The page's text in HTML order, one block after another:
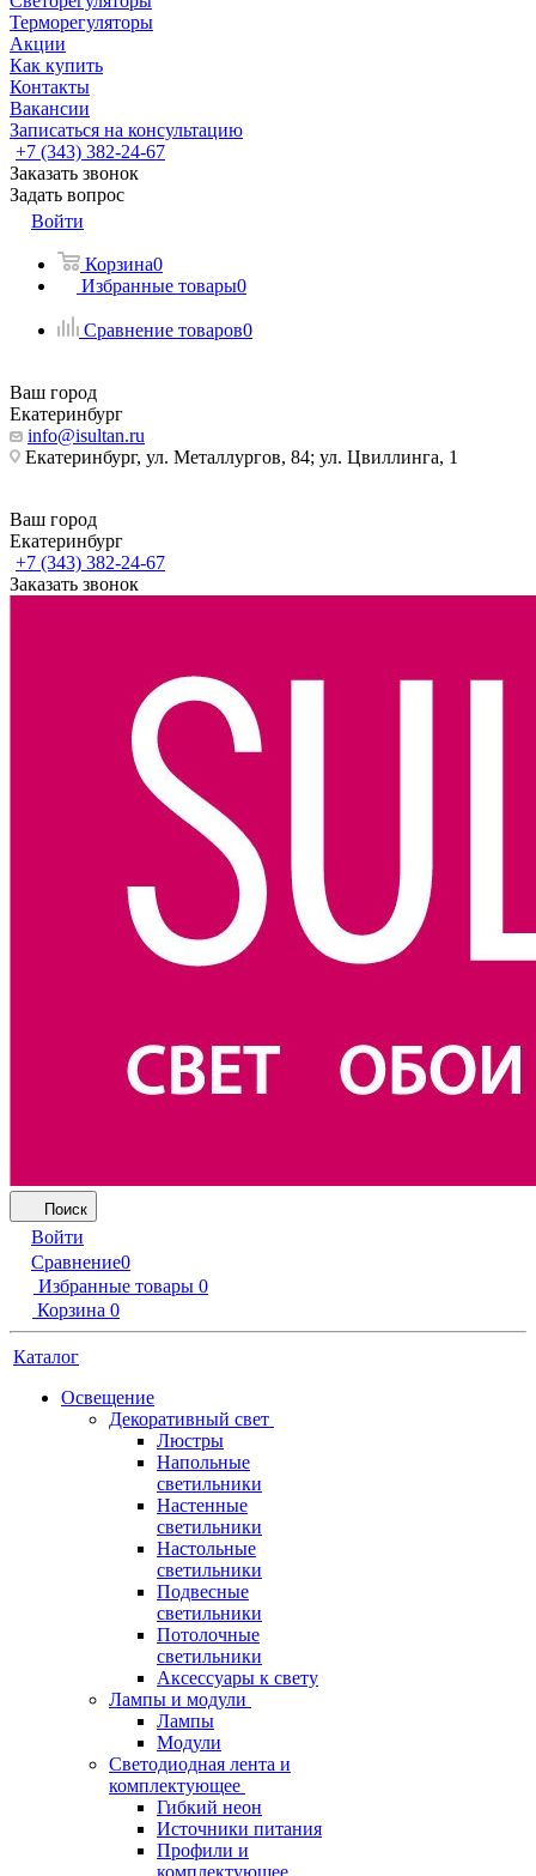
Терморегуляторы
Акции
Как купить
Контакты
Вакансии
Записаться на консультацию
+7 (343) 382-24-67
Заказать звонок
Задать вопрос
Войти
Корзина0
Избранные товары0
Сравнение товаров0
Ваш город
Екатеринбург
info@isultan.ru
Екатеринбург, ул. Металлургов, 84; ул. Цвиллинга, 1
Ваш город
Екатеринбург
+7 (343) 382-24-67
Заказать звонок
Поиск
Войти
Сравнение0
Избранные товары 0
Корзина 0
Каталог
Освещение
Декоративный свет
Люстры
Напольные
светильники
Настенные
светильники
Настольные
светильники
Подвесные
светильники
Потолочные
светильники
Аксессуары к свету
Лампы и модули
Лампы
Модули
Светодиодная лента и
комплектующее
Гибкий неон
Источники питания
Профили и
комплектующее